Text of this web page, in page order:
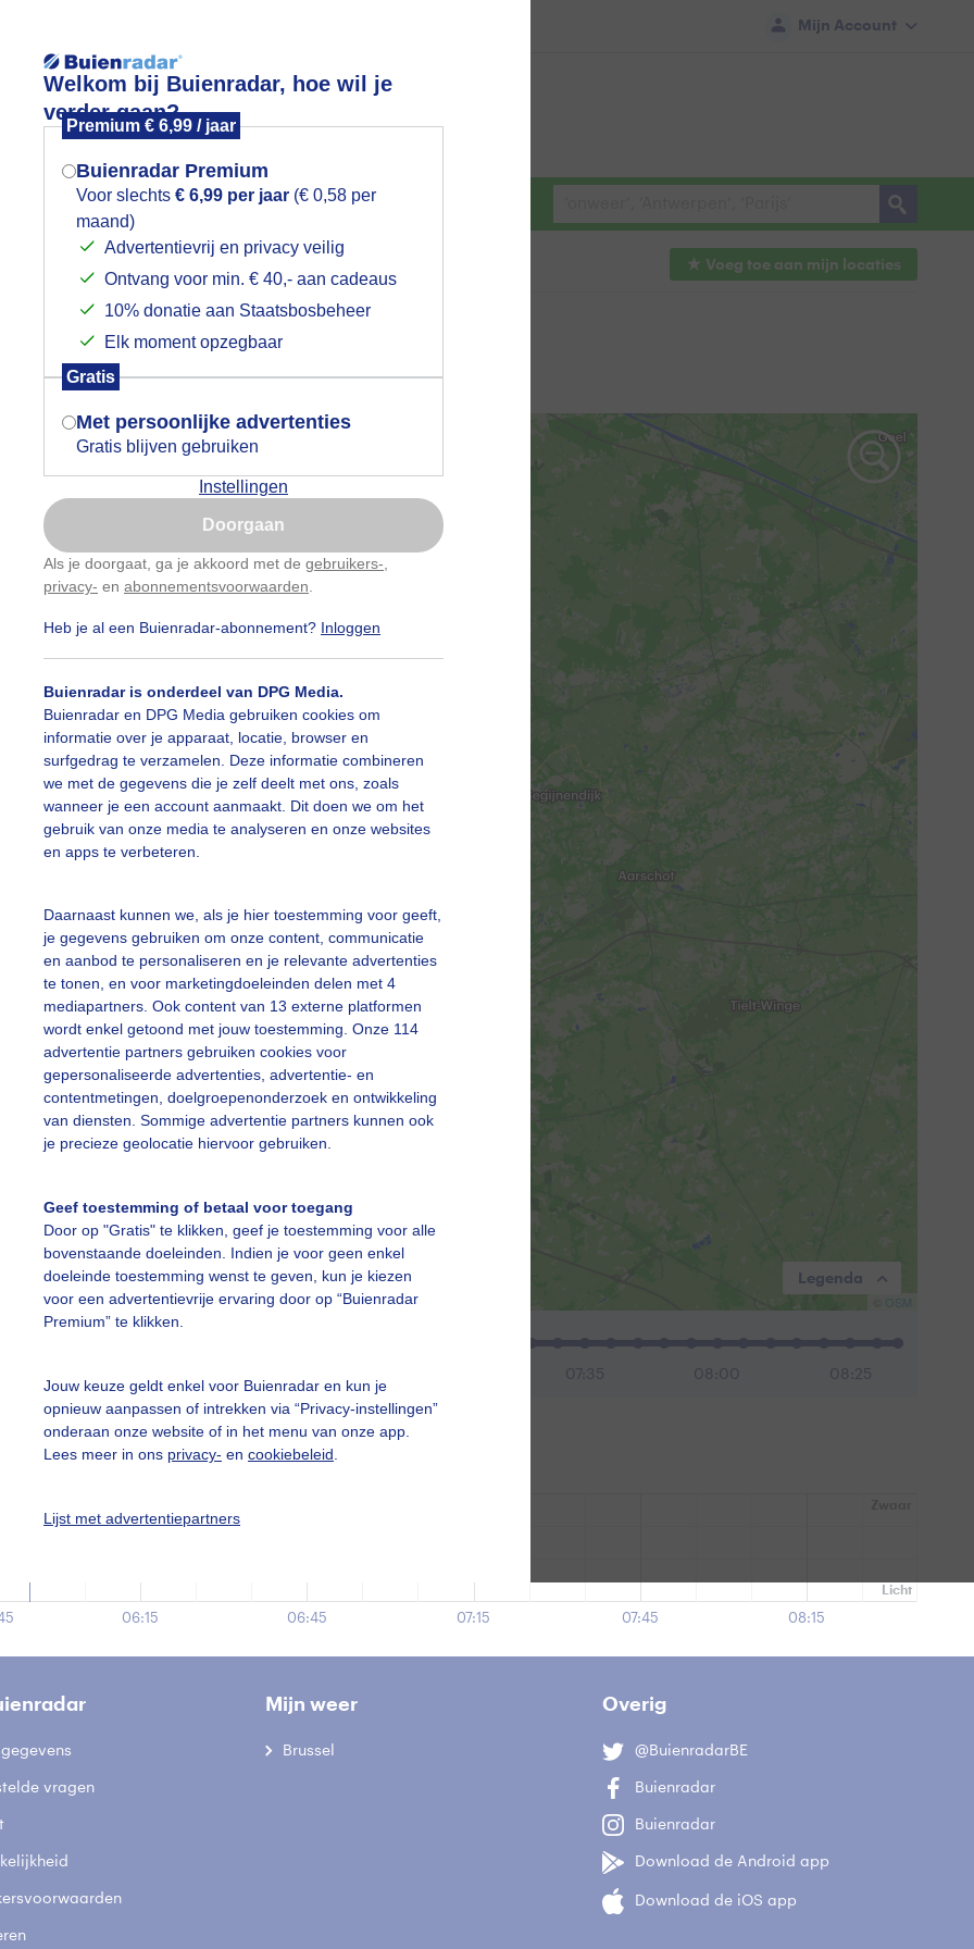
Welkom bij Buienradar, hoe wil je
verder gaan?
Premium € 6,99 / jaar
Buienradar Premium
Voor slechts € 6,99 per jaar (€ 0,58 per
maand)
Advertentievrij en privacy veilig
Ontvang voor min. € 40,- aan cadeaus
10% donatie aan Staatsbosbeheer
Elk moment opzegbaar
Gratis
Met persoonlijke advertenties
Gratis blijven gebruiken
Instellingen
Doorgaan
Als je doorgaat, ga je akkoord met de gebruikers-
privacy- en abonnementsvoorwaarden
Heb je al een Buienradar-abonnement? Inloggen
Buienradar is onderdeel van DPG Media.
Buienradar en DPG Media gebruiken cookies om
informatie over je apparaat, locatie, browser en
surfgedrag te verzamelen. Deze informatie combineren
we met de gegevens die je zelf deelt met ons, zoals
wanneer je een account aanmaakt. Dit doen we om het
gebruik van onze media te analyseren en onze websites
en apps te verbeteren.
Daarnaast kunnen we, als je hier toestemming voor geeft,
je gegevens gebruiken om onze content, communicatie
en aanbod te personaliseren en je relevante advertenties
te tonen, en voor marketingdoeleinden delen met 4
mediapartners. Ook content van 13 externe platformen
wordt enkel getoond met jouw toestemming. Onze 114
advertentie partners gebruiken cookies voor
gepersonaliseerde advertenties, advertentie- en
contentmetingen, doelgroepenonderzoek en ontwikkeling
van diensten. Sommige advertentie partners kunnen ook
je precieze geolocatie hiervoor gebruiken.
Geef toestemming of betaal voor toegang
Door op "Gratis" te klikken, geef je toestemming voor alle
bovenstaande doeleinden. Indien je voor geen enkel
doeleinde toestemming wenst te geven, kun je kiezen
voor een advertentievrije ervaring door op “Buienradar
Premium” te klikken.
Jouw keuze geldt enkel voor Buienradar en kun je
opnieuw aanpassen of intrekken via “Privacy-instellingen”
onderaan onze website of in het menu van onze app.
Lees meer in ons privacy- en cookiebeleid
Lijst met advertentiepartners
Mijn Account
Weerzine
Voeg toe aan mijn locaties
uur
OSM
05:55
Legenda
07:35 08:00 08:25
Licht
06:15 06:45 07:15 07:45 08:15
vragen
Mijn weer
Brussel
Overig
@BuienradarBE
Buienradar
Buienradar
Download de Android app
Download de iOS app
Mogen we je locatie gebruiken voor
het weer?
Indien je hier nog geen akkoord op hebt
gegeven, verschijnt er zo een pop-up uit
je browser waarin deze toestemming
gevraagd wordt.
Is goed, toon de popup
Nu niet, misschien later
Gebruik je Safari en wil je niet elke dag deze pop-up
Klikhierom dit aan te passen